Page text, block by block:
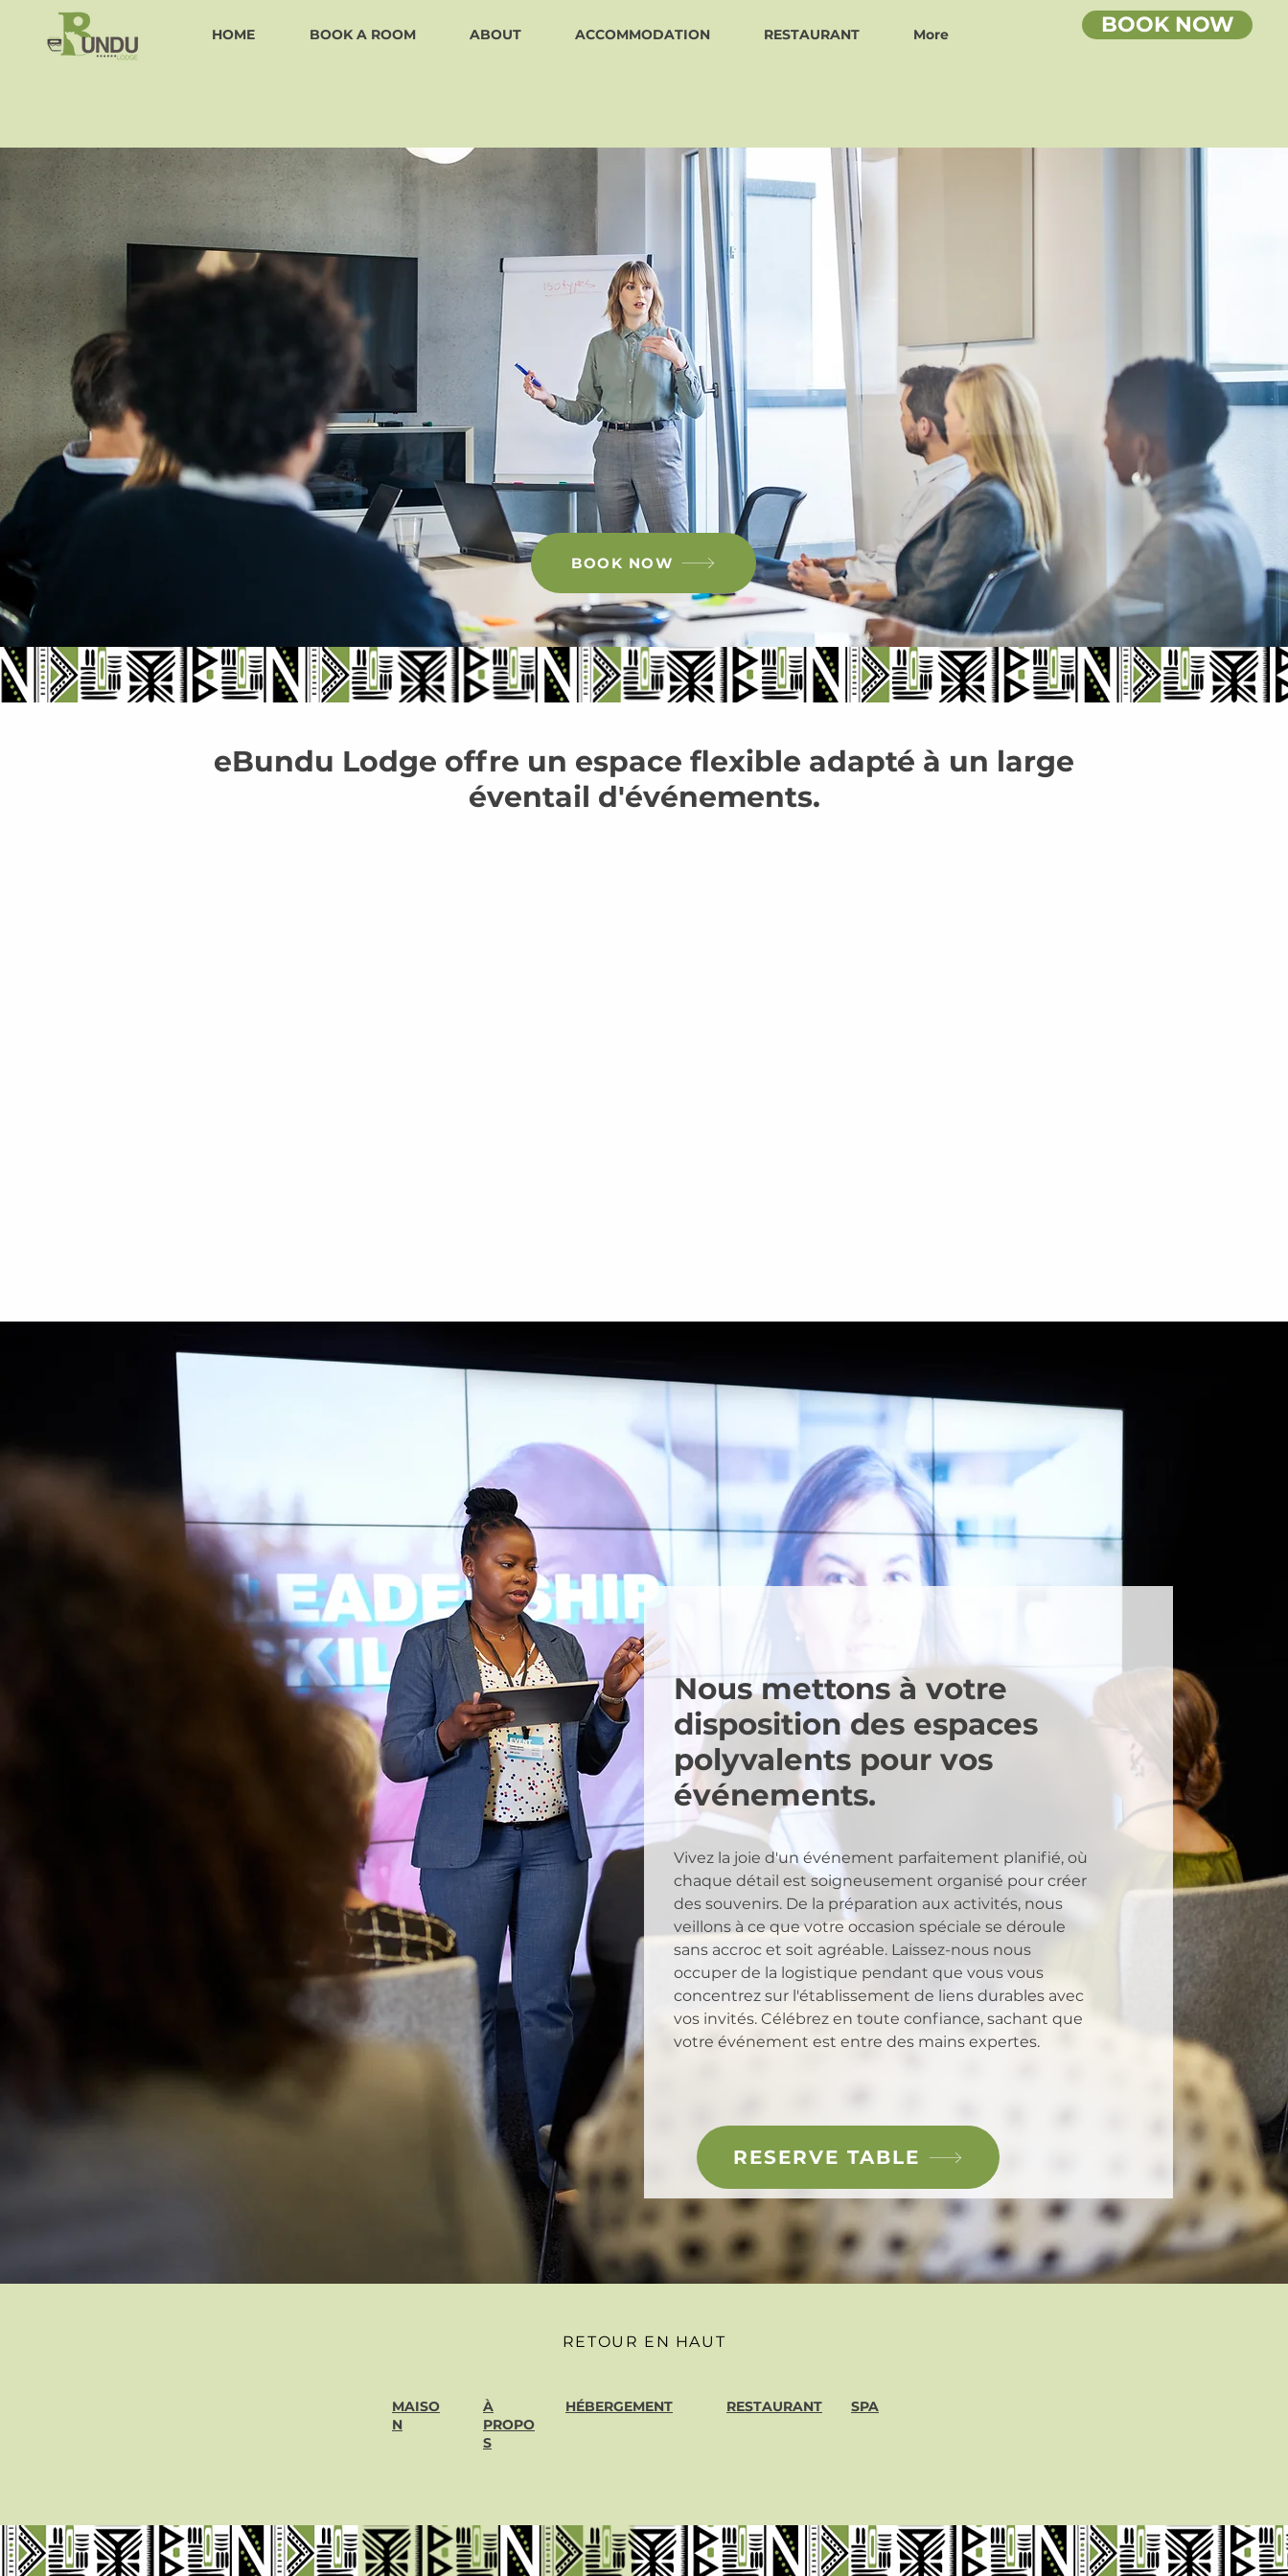
HOME BOOK A ROOM ABOUT ACCOMMODATION RESTAURANT More BOOK NOW
BOOK NOW
eBundu Lodge offre un espace flexible adapté à un large
éventail d'événements.
Nous mettons à votre
disposition des espaces
polyvalents pour vos
événements.
Vivez la joie d'un événement parfaitement planifié, où
chaque détail est soigneusement organisé pour créer
des souvenirs. De la préparation aux activités, nous
veillons à ce que votre occasion spéciale se déroule
sans accroc et soit agréable. Laissez-nous nous
occuper de la logistique pendant que vous vous
concentrez sur l'établissement de liens durables avec
vos invités. Célébrez en toute confiance, sachant que
votre événement est entre des mains expertes.
RESERVE TABLE
RETOUR EN HAUT
MAISO
N
À
PROPO
S
HÉBERGEMENT RESTAURANT SPA